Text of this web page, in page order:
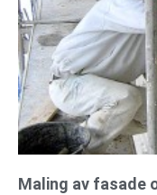
Maling av fasade